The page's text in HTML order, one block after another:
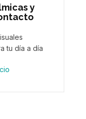
y
tu día a día